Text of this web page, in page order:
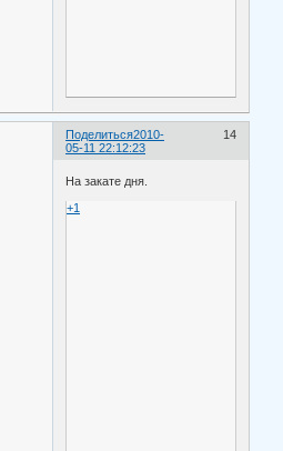
Поделиться 14
2010-
05-11 22:12:23
На закате дня.
+1